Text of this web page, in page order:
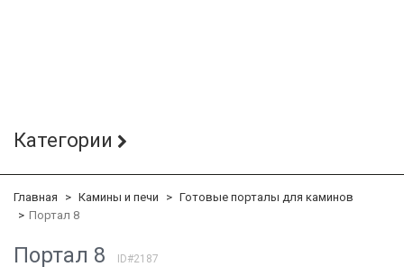
Категории
Главная Камины и печи
Готовые порталы для каминов
Портал 8
Портал 8 ID#2187